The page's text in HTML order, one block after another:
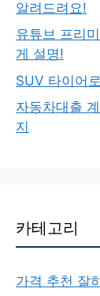
알려드려요!
유튜브 프리
게 설명!
SUV 타이어
자동차대출
지
카테고리
가격 추천 잘